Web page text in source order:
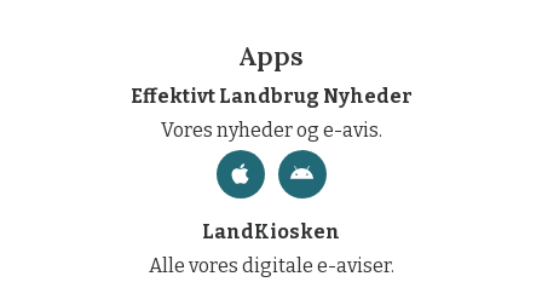
Apps
Effektivt Landbrug Nyheder
Vores nyheder og e-avis.
LandKiosken
Alle vores digitale e-aviser.